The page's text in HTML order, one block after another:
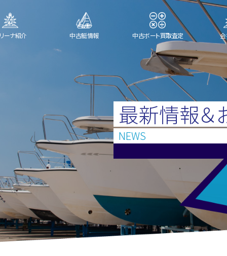
ーナ紹介 中古艇情報 中古ボート買取査定
最新情報＆
NEWS